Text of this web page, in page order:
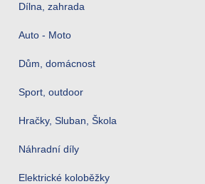
Dílna, zahrada
Auto - Moto
Dům, domácnost
Sport, outdoor
Hračky, Sluban, Škola
Náhradní díly
Elektrické koloběžky